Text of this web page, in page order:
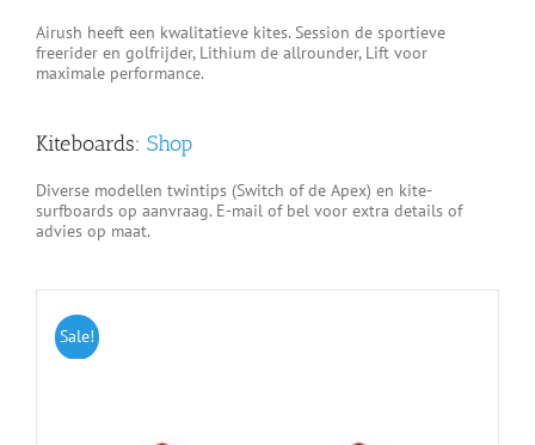
Airush heeft een kwalitatieve kites. Session de sportieve
freerider en golfrijder, Lithium de allrounder, Lift voor
maximale performance.
Kiteboards: Shop
Diverse modellen twintips (Switch of de Apex) en kite-
surfboards op aanvraag. E-mail of bel voor extra details of
advies op maat.
Sale!